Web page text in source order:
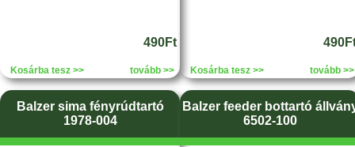
490Ft
Kosárba tesz >> tovább >> Kosárba tesz >> tovább >>
Balzer sima fényrúdtartó
1978-004
Balzer feeder bottartó
6502-100